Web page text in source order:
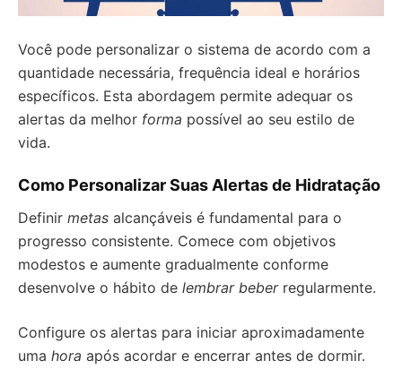
Você pode personalizar o sistema de acordo com a
quantidade necessária, frequência ideal e horários
específicos. Esta abordagem permite adequar os
alertas da melhor forma possível ao seu estilo de
vida.
Como Personalizar Suas Alertas de Hidratação
Definir metas alcançáveis é fundamental para o
progresso consistente. Comece com objetivos
modestos e aumente gradualmente conforme
desenvolve o hábito de lembrar beberregularmente.
Configure os alertas para iniciar aproximadamente
uma hora após acordar e encerrar antes de dormir.